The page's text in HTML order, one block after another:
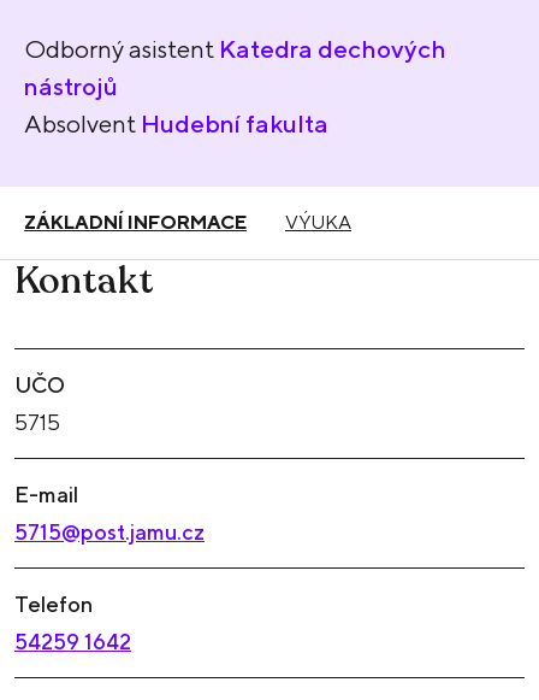
Odborný asistent Katedra dechových
nástrojů
Absolvent Hudební fakulta
ZÁKLADNÍ INFORMACE VÝUKA
Kontakt
UČO
5715
E-mail
5715@post.jamu.cz
Telefon
54259 1642